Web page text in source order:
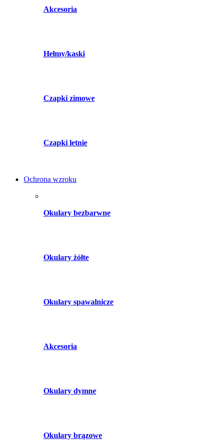
Akcesoria
Hełmy/kaski
Czapki zimowe
Czapki letnie
Ochrona wzroku
Okulary bezbarwne
Okulary żółte
Okulary spawalnicze
Akcesoria
Okulary dymne
Okulary brązowe